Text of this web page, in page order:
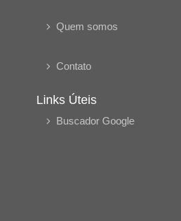
Quem somos
Contato
Links Úteis
Buscador Google